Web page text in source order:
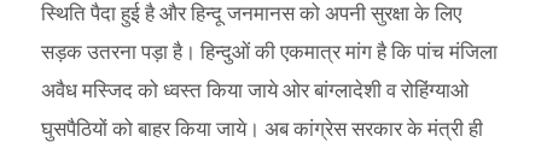
स्थिति पैदा हुई है और हिन्दू जनमानस को अपनी सुरक्षा के लिए
सड़क उतरना पड़ा है। हिन्दुओं की एकमात्र मांग है कि पांच मंजिला
अवैध मस्जिद को ध्वस्त किया जाये ओर बांग्लादेशी व रोहिंग्याओ
घुसपैठियों को बाहर किया जाये। अब कांग्रेस सरकार के मंत्री ही